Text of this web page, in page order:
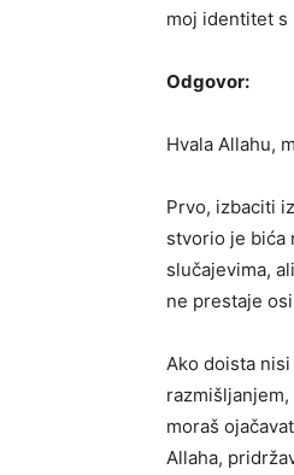
moj identitet s
Odgovor:
Hvala Allahu,
Prvo, izbaciti
stvorio je bića
slučajevima,
ne prestaje
Ako doista
moraš
Allaha,